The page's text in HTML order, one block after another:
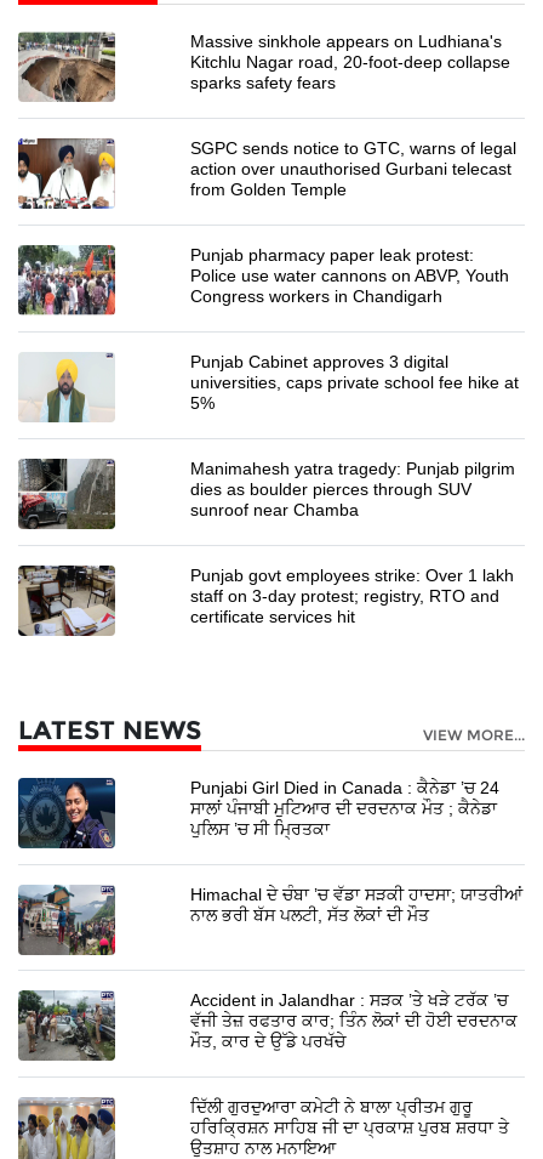
Massive sinkhole appears on Ludhiana's
Kitchlu Nagar road, 20-foot-deep collapse
sparks safety fears
SGPC sends notice to GTC, warns of legal
action over unauthorised Gurbani telecast
from Golden Temple
Punjab pharmacy paper leak protest:
Police use water cannons on ABVP, Youth
Congress workers in Chandigarh
Punjab Cabinet approves 3 digital
universities, caps private school fee hike at
5%
Manimahesh yatra tragedy: Punjab pilgrim
dies as boulder pierces through SUV
sunroof near Chamba
Punjab govt employees strike: Over 1 lakh
staff on 3-day protest; registry, RTO and
certificate services hit
LATEST NEWS VIEW MORE...
Punjabi Girl Died in Canada : ਕੈਨੇਡਾ ’ਚ 24
ਸਾਲਾਂ ਪੰਜਾਬੀ ਮੁਟਿਆਰ ਦੀ ਦਰਦਨਾਕ ਮੌਤ ; ਕੈਨੇਡਾ
ਪੁਲਿਸ ’ਚ ਸੀ ਮ੍ਰਿਤਕਾ
Himachal ਦੇ ਚੰਬਾ ’ਚ ਵੱਡਾ ਸੜਕੀ ਹਾਦਸਾ; ਯਾਤਰੀਆਂ
ਨਾਲ ਭਰੀ ਬੱਸ ਪਲਟੀ, ਸੱਤ ਲੋਕਾਂ ਦੀ ਮੌਤ
Accident in Jalandhar : ਸੜਕ ’ਤੇ ਖੜੇ ਟਰੱਕ ’ਚ
ਵੱਜੀ ਤੇਜ਼ ਰਫਤਾਰ ਕਾਰ; ਤਿੰਨ ਲੋਕਾਂ ਦੀ ਹੋਈ ਦਰਦਨਾਕ
ਮੌਤ, ਕਾਰ ਦੇ ਉੱਡੇ ਪਰਖੱਚੇ
ਦਿੱਲੀ ਗੁਰਦੁਆਰਾ ਕਮੇਟੀ ਨੇ ਬਾਲਾ ਪ੍ਰੀਤਮ ਗੁਰੂ
ਹਰਿਕ੍ਰਿਸ਼ਨ ਸਾਹਿਬ ਜੀ ਦਾ ਪ੍ਰਕਾਸ਼ ਪੁਰਬ ਸ਼ਰਧਾ ਤੇ
ਉਤਸ਼ਾਹ ਨਾਲ ਮਨਾਇਆ